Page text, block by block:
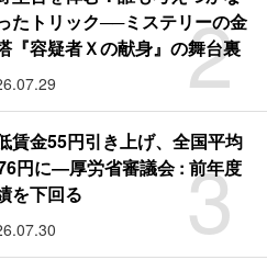
2
たトリック──ミステリーの金
『容疑者Ｘの献身』の舞台裏
3
賃金55円引き上げ、全国平均
円に―厚労省審議会 : 前年度
を下回る